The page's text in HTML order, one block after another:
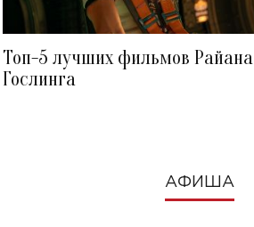
Топ-5 лучших фильмов Райана
Гослинга
АФИША